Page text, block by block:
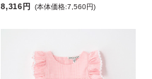
8,316円 (本体価格:7,560円)